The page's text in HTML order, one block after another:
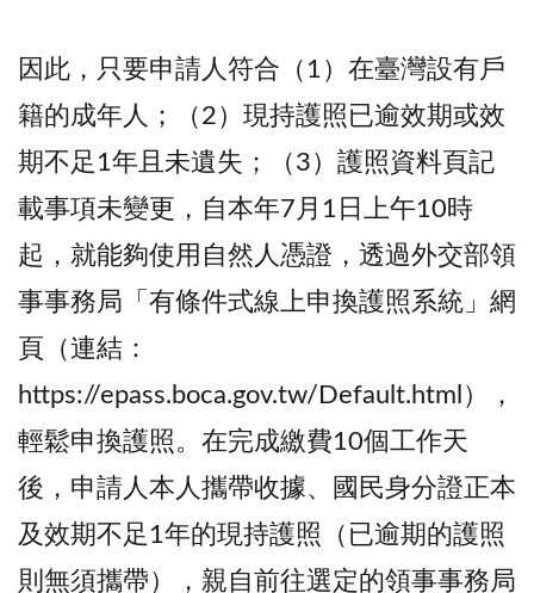
因此，只要申請人符合（1）在臺灣設有戶
籍的成年人；（2）現持護照已逾效期或效
期不足1年且未遺失；（3）護照資料頁記
載事項未變更，自本年7月1日上午10時
起，就能夠使用自然人憑證，透過外交部領
事事務局「有條件式線上申換護照系統」網
頁（連結：
https://epass.boca.gov.tw/Default.html），
輕鬆申換護照。在完成繳費10個工作天
後，申請人本人攜帶收據、國民身分證正本
及效期不足1年的現持護照（已逾期的護照
則無須攜帶），親自前往選定的領事事務局